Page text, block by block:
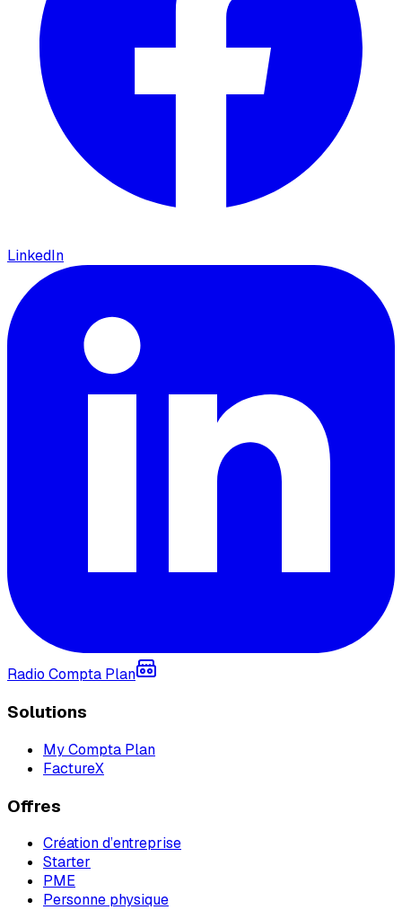
LinkedIn
Radio Compta Plan
Solutions
My Compta Plan
FactureX
Offres
Création d’entreprise
Starter
PME
Personne physique